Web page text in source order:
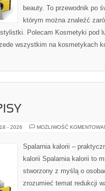
beauty. To przewodnik po
którym można znaleźć
Polecam Kosmetyki pod
wszystkim na kosmetykach
- 2026 MOŻLIWOŚĆ
Spalarnia kalorii –
kalorii Spalarnia kalorii to
stworzony z myślą o
zrozumieć temat redukcji